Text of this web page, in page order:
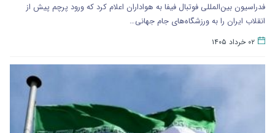
فدراسیون بین‌المللی فوتبال فیفا به هواداران اعلام کرد که ورود پرچم پیش از
انقلاب ایران را به ورزشگاه‌های جام جهانی…
۰۲ خرداد ۱۴۰۵